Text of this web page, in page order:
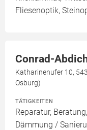
Fliesenoptik,
Conrad-
Katharinenufer 10,
Osburg)
TÄTIGKEITEN
Reparatur,
Dämmung /